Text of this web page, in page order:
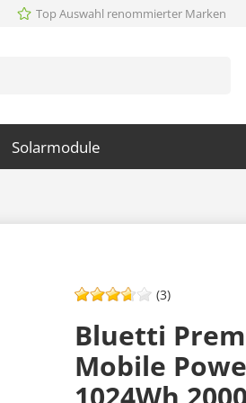
Top Auswahl renommierter Marken
Solarmodule
Bluetti
Mobile
(3)